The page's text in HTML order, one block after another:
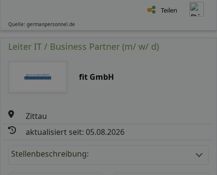
Teilen
Quelle: germanpersonnel.de
Leiter IT / Business Partner (m/ w/ d)
fit GmbH
Zittau
aktualisiert seit: 05.08.2026
Stellenbeschreibung: